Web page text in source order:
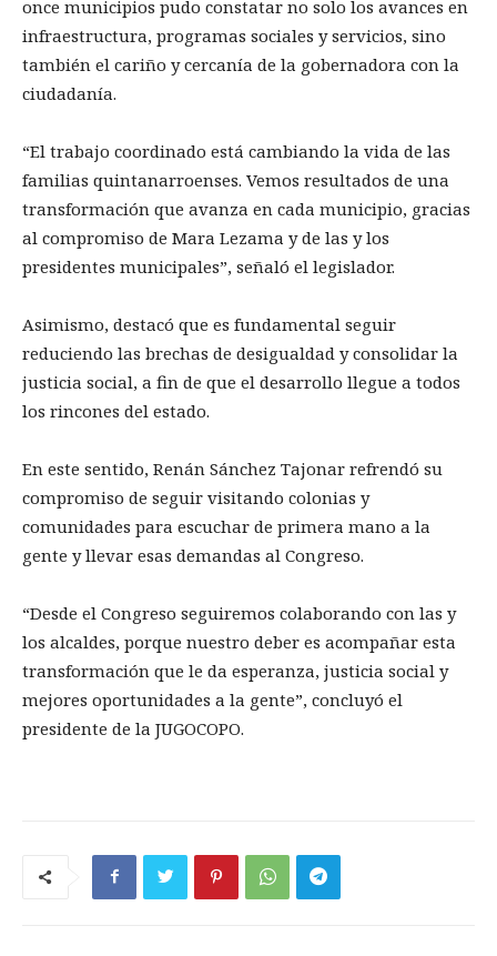
once municipios pudo constatar no solo los avances en
infraestructura, programas sociales y servicios, sino
también el cariño y cercanía de la gobernadora con la
ciudadanía.
“El trabajo coordinado está cambiando la vida de las
familias quintanarroenses. Vemos resultados de una
transformación que avanza en cada municipio, gracias
al compromiso de Mara Lezama y de las y los
presidentes municipales”, señaló el legislador.
Asimismo, destacó que es fundamental seguir
reduciendo las brechas de desigualdad y consolidar la
justicia social, a fin de que el desarrollo llegue a todos
los rincones del estado.
En este sentido, Renán Sánchez Tajonar refrendó su
compromiso de seguir visitando colonias y
comunidades para escuchar de primera mano a la
gente y llevar esas demandas al Congreso.
“Desde el Congreso seguiremos colaborando con las y
los alcaldes, porque nuestro deber es acompañar esta
transformación que le da esperanza, justicia social y
mejores oportunidades a la gente”, concluyó el
presidente de la JUGOCOPO.